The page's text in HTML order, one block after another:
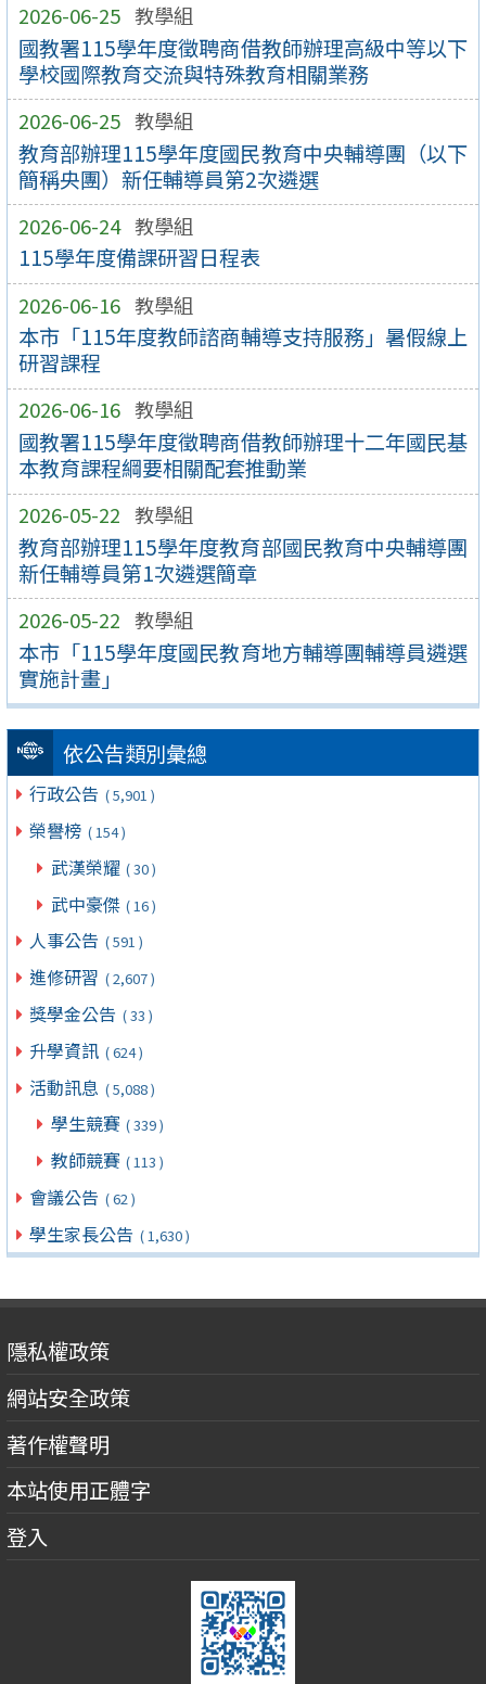
2026-06-25 教學組
國教署115學年度徵聘商借教師辦理高級中等以下
學校國際教育交流與特殊教育相關業務
2026-06-25 教學組
教育部辦理115學年度國民教育中央輔導團（以下
簡稱央團）新任輔導員第2次遴選
2026-06-24 教學組
115學年度備課研習日程表
2026-06-16 教學組
本市「115年度教師諮商輔導支持服務」暑假線上
研習課程
2026-06-16 教學組
國教署115學年度徵聘商借教師辦理十二年國民基
本教育課程綱要相關配套推動業
2026-05-22 教學組
教育部辦理115學年度教育部國民教育中央輔導團
新任輔導員第1次遴選簡章
2026-05-22 教學組
本市「115學年度國民教育地方輔導團輔導員遴選
實施計畫」
依公告類別彙總
行政公告 ( 5,901 )
榮譽榜 ( 154 )
武漢榮耀 ( 30 )
武中豪傑 ( 16 )
人事公告 ( 591 )
進修研習 ( 2,607 )
獎學金公告 ( 33 )
升學資訊 ( 624 )
活動訊息 ( 5,088 )
學生競賽 ( 339 )
教師競賽 ( 113 )
會議公告 ( 62 )
學生家長公告 ( 1,630 )
隱私權政策
網站安全政策
著作權聲明
本站使用正體字
登入